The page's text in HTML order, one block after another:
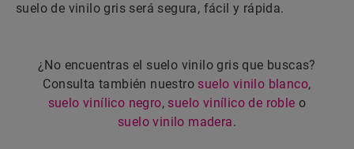
suelo de vinilo gris será segura, fácil y rápida.
¿No encuentras el suelo vinilo gris que buscas?
Consulta también nuestro suelo vinilo blanco,
suelo vinílico negro, suelo vinílico de roble o
suelo vinilo madera.